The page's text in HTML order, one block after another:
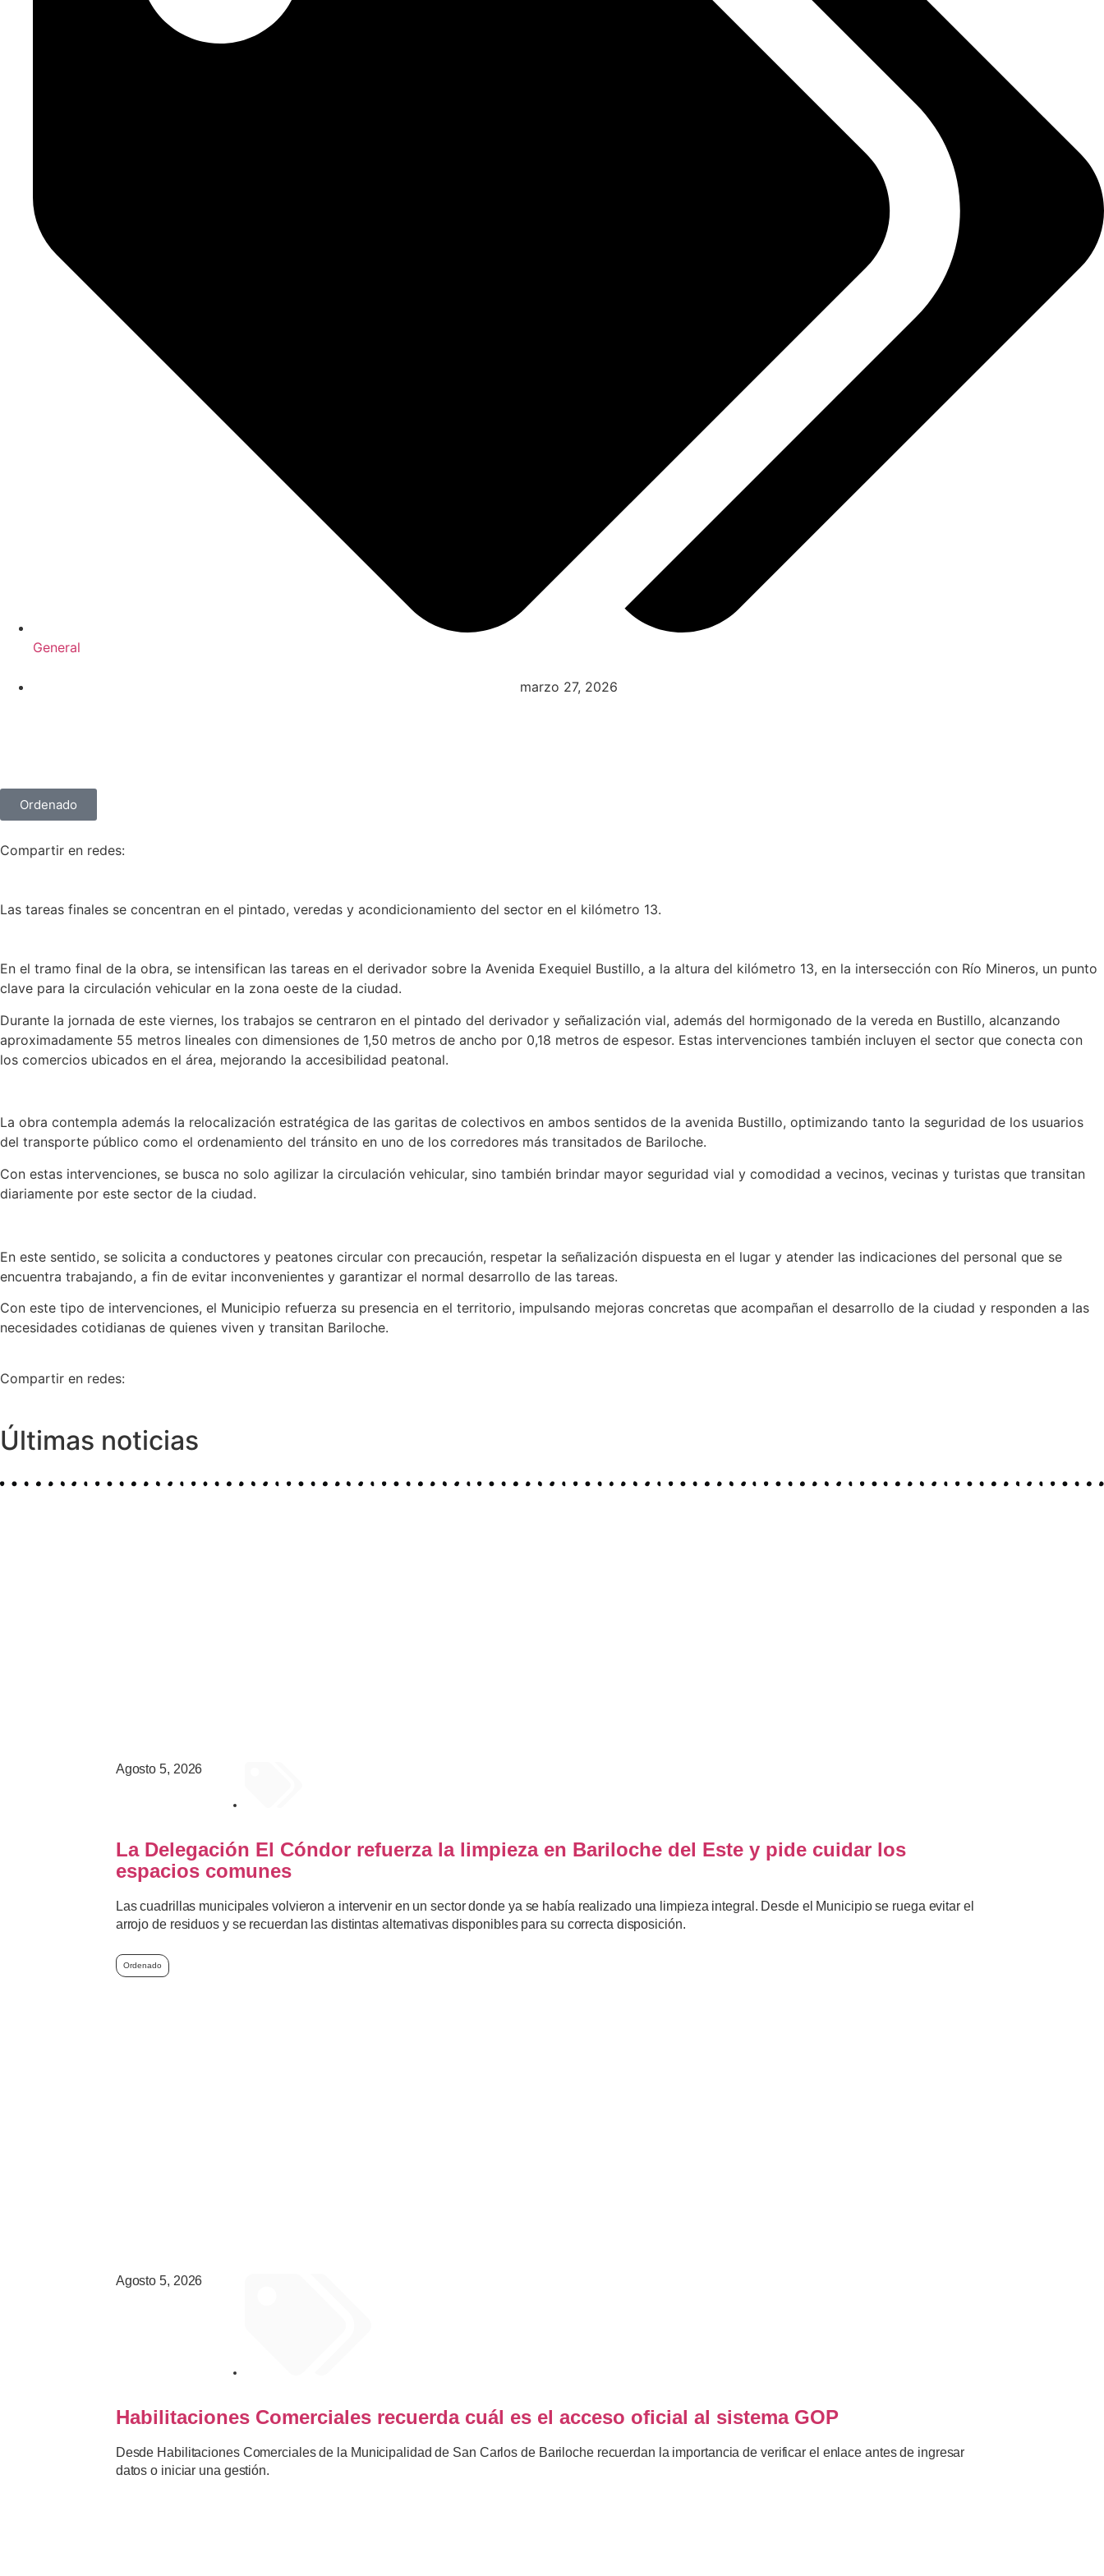
General
marzo 27, 2026
Ordenado
Compartir en redes:
Las tareas finales se concentran en el pintado, veredas y acondicionamiento del sector en el kilómetro 13.
En el tramo final de la obra, se intensifican las tareas en el derivador sobre la Avenida Exequiel Bustillo, a la altura del kilómetro 13, en la intersección con Río Mineros, un punto
clave para la circulación vehicular en la zona oeste de la ciudad.
Durante la jornada de este viernes, los trabajos se centraron en el pintado del derivador y señalización vial, además del hormigonado de la vereda en Bustillo, alcanzando
aproximadamente 55 metros lineales con dimensiones de 1,50 metros de ancho por 0,18 metros de espesor. Estas intervenciones también incluyen el sector que conecta con
los comercios ubicados en el área, mejorando la accesibilidad peatonal.
La obra contempla además la relocalización estratégica de las garitas de colectivos en ambos sentidos de la avenida Bustillo, optimizando tanto la seguridad de los usuarios
del transporte público como el ordenamiento del tránsito en uno de los corredores más transitados de Bariloche.
Con estas intervenciones, se busca no solo agilizar la circulación vehicular, sino también brindar mayor seguridad vial y comodidad a vecinos, vecinas y turistas que transitan
diariamente por este sector de la ciudad.
En este sentido, se solicita a conductores y peatones circular con precaución, respetar la señalización dispuesta en el lugar y atender las indicaciones del personal que se
encuentra trabajando, a fin de evitar inconvenientes y garantizar el normal desarrollo de las tareas.
Con este tipo de intervenciones, el Municipio refuerza su presencia en el territorio, impulsando mejoras concretas que acompañan el desarrollo de la ciudad y responden a las
necesidades cotidianas de quienes viven y transitan Bariloche.
Compartir en redes:
Últimas noticias
Agosto 5, 2026
La Delegación El Cóndor refuerza la limpieza en Bariloche del Este y pide cuidar los
espacios comunes
Las cuadrillas municipales volvieron a intervenir en un sector donde ya se había realizado una limpieza integral. Desde el Municipio se ruega evitar el
arrojo de residuos y se recuerdan las distintas alternativas disponibles para su correcta disposición.
Ordenado
Agosto 5, 2026
Habilitaciones Comerciales recuerda cuál es el acceso oficial al sistema GOP
Desde Habilitaciones Comerciales de la Municipalidad de San Carlos de Bariloche recuerdan la importancia de verificar el enlace antes de ingresar
datos o iniciar una gestión.